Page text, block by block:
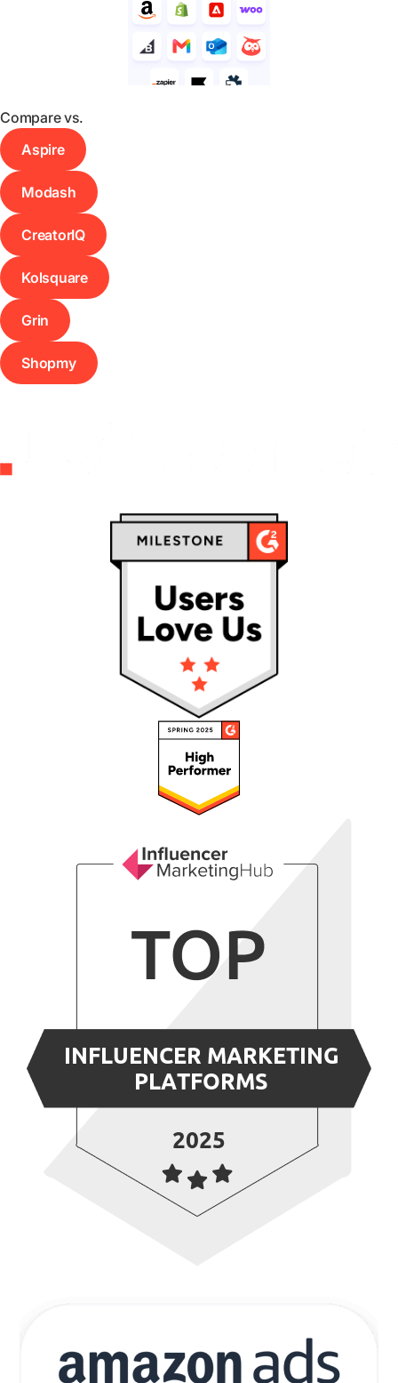
Compare vs.
Aspire
Modash
CreatorIQ
Kolsquare
Grin
Shopmy